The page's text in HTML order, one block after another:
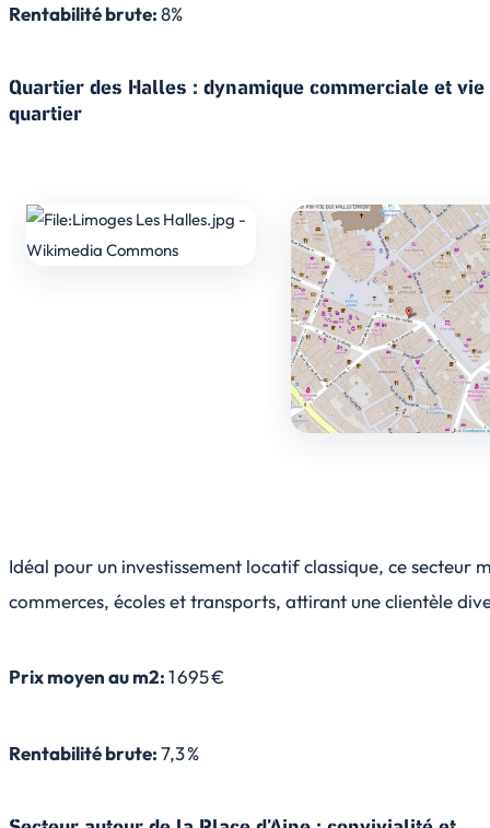
Rentabilité brute:8%
Quartier des Halles : dynamique commerciale et vie
quartier
Idéal pour un investissement locatif classique, ce secteur
commerces, écoles et transports, attirant une clientèle
Prix moyen au m2:1 695 €
Rentabilité brute:7,3 %